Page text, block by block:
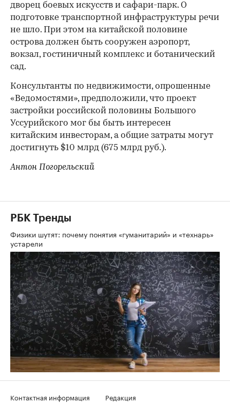
дворец боевых искусств и сафари-парк. О
подготовке транспортной инфраструктуры речи
не шло. При этом на китайской половине
острова должен быть сооружен аэропорт,
вокзал, гостиничный комплекс и ботанический
сад.
Консультанты по недвижимости, опрошенные
«Ведомостями», предположили, что проект
застройки российской половины Большого
Уссурийского мог бы быть интересен
китайским инвесторам, а общие затраты могут
достигнуть $10 млрд (675 млрд руб.).
Антон Погорельский
РБК Тренды
Физики шутят: почему понятия «гуманитарий» и «технарь»
устарели
Контактная информация
Редакция